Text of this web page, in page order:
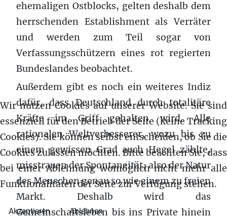
ehemaligen Ostblocks, gelten deshalb dem
herrschenden Establishment als Verräter
und werden zum Teil sogar von
Verfassungsschützern eines rot regierten
Bundeslandes beobachtet.
Außerdem gibt es noch ein weiteres Indiz
dafür, dass Deutschland durch totalitäre
Kräfte im Griff gehalten wird. Alle
rationalen Weltverbesserer, wozu bis zu
einem gewissen Grad auch Hegel zählte,
misstrauen der Spontaneität, also der Natur
des Menschen genau so wie einem zu freien
Markt. Deshalb wird das
Gemeinschaftsleben bis ins Private hinein
Wir nutzen Cookies auf unserer Website. Sie sind
essenziell für den Betrieb der Seite (keine Tracking
Cookies). Sie können selbst entscheiden, ob Sie die
Cookies zulassen möchten. Bitte beachten Sie, dass
bei einer Ablehnung womöglich nicht mehr alle
Funktionalitäten der Seite zur Verfügung stehen.
Akzeptieren Ablehnen